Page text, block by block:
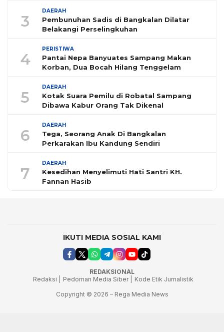
3
DAERAH
Pembunuhan Sadis di Bangkalan Dilatar
Belakangi Perselingkuhan
4
PERISTIWA
Pantai Nepa Banyuates Sampang Makan
Korban, Dua Bocah Hilang Tenggelam
5
DAERAH
Kotak Suara Pemilu di Robatal Sampang
Dibawa Kabur Orang Tak Dikenal
6
DAERAH
Tega, Seorang Anak Di Bangkalan
Perkarakan Ibu Kandung Sendiri
7
DAERAH
Kesedihan Menyelimuti Hati Santri KH.
Fannan Hasib
IKUTI MEDIA SOSIAL KAMI
REDAKSIONAL
Redaksi |
Pedoman Media Siber |
Kode Etik Jurnalistik
Copyright © 2026 – Rega Media News